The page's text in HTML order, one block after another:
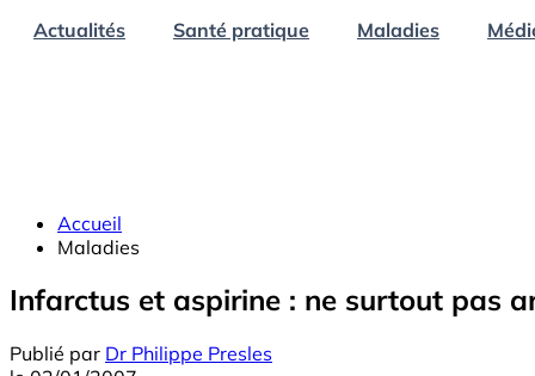
Actualités
Santé pratique Maladies
Accueil
Maladies
Infarctus et aspirine : ne surtout pas
Publié par Dr Philippe Presles